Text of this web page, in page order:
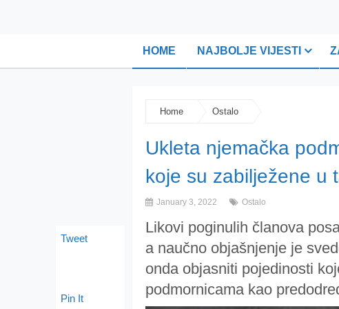
HOME NAJBOLJE VIJESTI
Home Ostalo
Ukleta njemačka
koje su zabilježene u
January 3, 2022 Ostalo
Likovi poginulih članova
a naučno objašnjenje je
onda objasniti pojedinosti
podmornicama kao
Tweet
Pin It